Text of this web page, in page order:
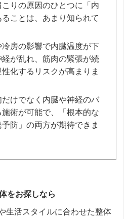
りの原因のひとつに「内
ことは、あまり知られて
房の影響で内臓温度が下
が乱れ、筋肉の緊張が続
化するリスクが高まりま
けでなく内臓や神経のバ
術が可能で、「根本的な
防」の両方が期待できま
をお探しなら
生活スタイルに合わせた整体